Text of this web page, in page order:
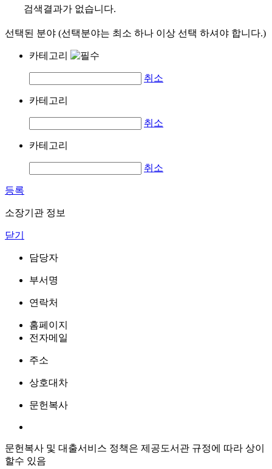
검색결과가 없습니다.
선택된 분야 (선택분야는 최소 하나 이상 선택 하셔야 합니다.)
카테고리
취소
카테고리
취소
카테고리
취소
등록
소장기관 정보
닫기
담당자
부서명
연락처
홈페이지
전자메일
주소
상호대차
문헌복사
문헌복사 및 대출서비스 정책은 제공도서관 규정에 따라 상이
할수 있음